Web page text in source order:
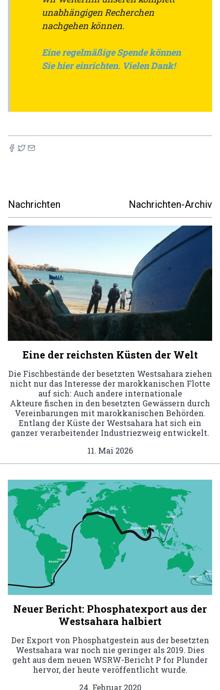
unabhängigen Recherchen
nachgehen können.
Eine regelmäßige Spende können
Sie hier einrichten. Vielen Dank!
Nachrichten Nachrichten-Archiv
Eine der reichsten Küsten der Welt
Die Fischbestände der besetzten Westsahara ziehen
nicht nur das Interesse der marokkanischen Flotte
auf sich: Auch andere internationale
Akteure fischen in den besetzten Gewässern durch
Vereinbarungen mit marokkanischen Behörden.
Entlang der Küste der Westsahara hat sich ein
ganzer verarbeitender Industriezweig entwickelt.
11. Mai 2026
Neuer Bericht: Phosphatexport aus der
Westsahara halbiert
Der Export von Phosphatgestein aus der besetzten
Westsahara war noch nie geringer als 2019. Dies
geht aus dem neuen WSRW-Bericht P for Plunder
hervor, der heute veröffentlicht wurde.
24. Februar 2020